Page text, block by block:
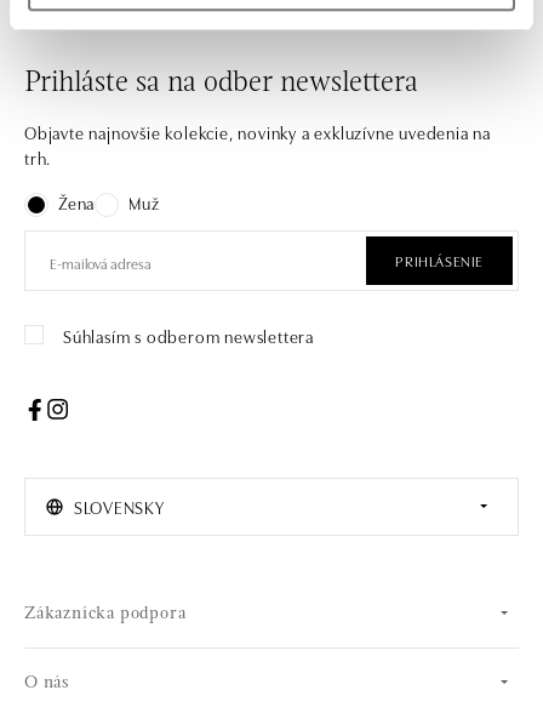
Prihláste sa na odber newslettera
Objavte najnovšie kolekcie, novinky a exkluzívne uvedenia na
trh.
Žena
Muž
PRIHLÁSENIE
Súhlasím s odberom newslettera
SLOVENSKY
Zákaznícka podpora
O nás